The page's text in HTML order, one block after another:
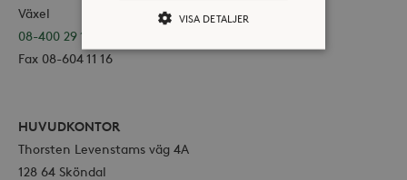
Växel
08-400 29 100
Fax 08-604 11 16
HUVUDKONTOR
Thorsten Levenstams väg 4A
128 64 Sköndal
VISA DETALJER
Strikt nödvändiga kakor tillåter
kärnwebbplatsfunktioner som